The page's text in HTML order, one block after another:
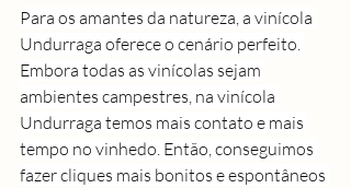
Para os amantes da natureza, a vinícola
Undurraga oferece o cenário perfeito.
Embora todas as vinícolas sejam
ambientes campestres, na vinícola
Undurraga temos mais contato e mais
tempo no vinhedo. Então, conseguimos
fazer cliques mais bonitos e espontâneos